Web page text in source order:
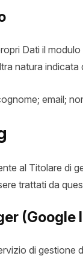
Dati il
natura indicata
email;
al Titolare di
trattati da
(Google
di gestione